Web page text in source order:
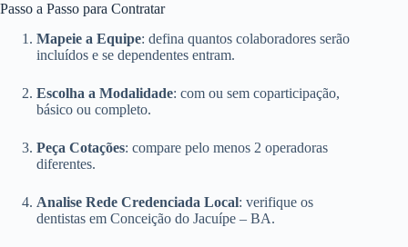
Passo a Passo para Contratar
Mapeie a Equipe: defina quantos colaboradores serão
incluídos e se dependentes entram.
Escolha a Modalidade: com ou sem coparticipação,
básico ou completo.
Peça Cotações: compare pelo menos 2 operadoras
diferentes.
Analise Rede Credenciada Local: verifique os
dentistas em Conceição do Jacuípe – BA.